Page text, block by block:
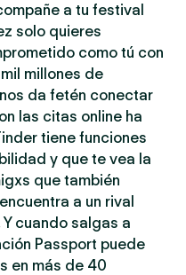
a tu festival
solo quieres
como tú con
millones de
da fetén conectar
las citas online ha
tiene funciones
y que te vea la
que también
a un rival
cuando salgas a
Passport puede
en más de 40